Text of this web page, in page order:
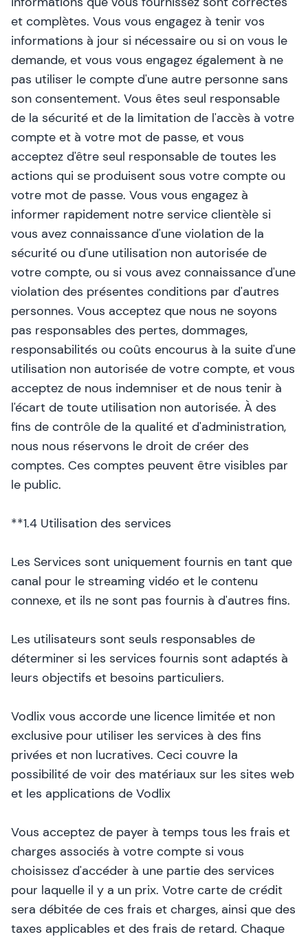
et complètes. Vous vous engagez à tenir vos
informations à jour si nécessaire ou si on vous le
demande, et vous vous engagez également à ne
pas utiliser le compte d'une autre personne sans
son consentement. Vous êtes seul responsable
de la sécurité et de la limitation de l'accès à votre
compte et à votre mot de passe, et vous
acceptez d'être seul responsable de toutes les
actions qui se produisent sous votre compte ou
votre mot de passe. Vous vous engagez à
informer rapidement notre service clientèle si
vous avez connaissance d'une violation de la
sécurité ou d'une utilisation non autorisée de
votre compte, ou si vous avez connaissance d'une
violation des présentes conditions par d'autres
personnes. Vous acceptez que nous ne soyons
pas responsables des pertes, dommages,
responsabilités ou coûts encourus à la suite d'une
utilisation non autorisée de votre compte, et vous
acceptez de nous indemniser et de nous tenir à
l'écart de toute utilisation non autorisée. À des
fins de contrôle de la qualité et d'administration,
nous nous réservons le droit de créer des
comptes. Ces comptes peuvent être visibles par
le public.
**1.4 Utilisation des services
Les Services sont uniquement fournis en tant que
canal pour le streaming vidéo et le contenu
connexe, et ils ne sont pas fournis à d'autres fins.
Les utilisateurs sont seuls responsables de
déterminer si les services fournis sont adaptés à
leurs objectifs et besoins particuliers.
Vodlix vous accorde une licence limitée et non
exclusive pour utiliser les services à des fins
privées et non lucratives. Ceci couvre la
possibilité de voir des matériaux sur les sites web
et les applications de Vodlix
Vous acceptez de payer à temps tous les frais et
charges associés à votre compte si vous
choisissez d'accéder à une partie des services
pour laquelle il y a un prix. Votre carte de crédit
sera débitée de ces frais et charges, ainsi que des
taxes applicables et des frais de retard. Chaque